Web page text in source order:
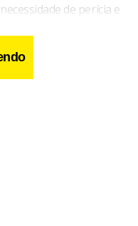
de perícia e
consumidores.
pelos danos
fim, solicita a revisão